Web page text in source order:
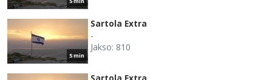
5 min
Sartola Extra
-
Jakso: 810